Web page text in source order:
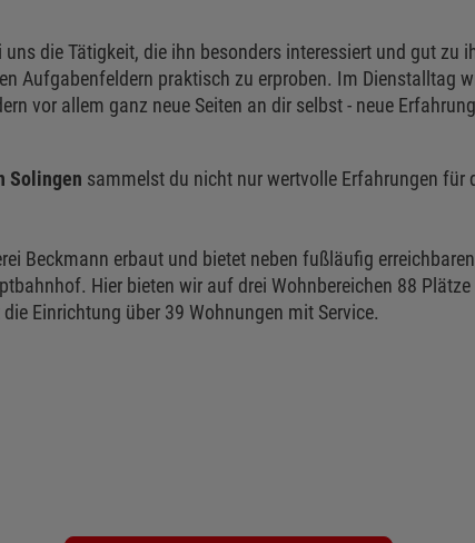
die Tätigkeit, die ihn besonders interessiert und gut zu
Aufgabenfeldern praktisch zu erproben. Im Dienstalltag
vor allem ganz neue Seiten an dir selbst - neue
Solingen sammelst du nicht nur wertvolle Erfahrungen für
Beckmann erbaut und bietet neben fußläufig
Hier bieten wir auf drei Wohnbereichen 88
Einrichtung über 39 Wohnungen mit Service.